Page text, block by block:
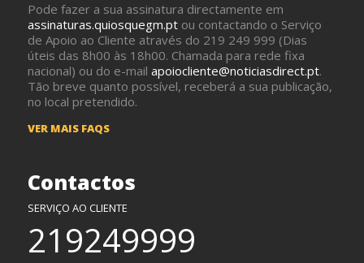
Pode fazer a sua assinatura directamente em
assinaturas.quiosquegm.ptou contactando o Serviço
de Apoio ao Cliente através do 219 249 999 (Dias
úteis das 8h00 às 18h00. Chamada para rede fixa
nacional) ou do e-mail apoiocliente@noticiasdirect.pt.
Tão breve quanto possível, receberá a sua publicação,
no local pretendido.
VER MAIS FAQS
Contactos
SERVIÇO AO CLIENTE
219249999